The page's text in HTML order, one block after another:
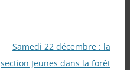
Samedi 22 décembre : la
section Jeunes dans la forêt